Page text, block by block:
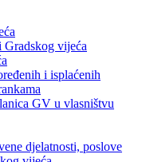
Gradskog vijeća
i isplaćenih
GV u vlasništvu
djelatnosti, poslove